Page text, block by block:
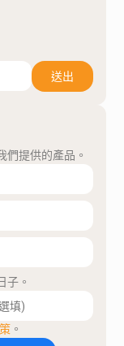
送出
們提供的產品。
子。
。